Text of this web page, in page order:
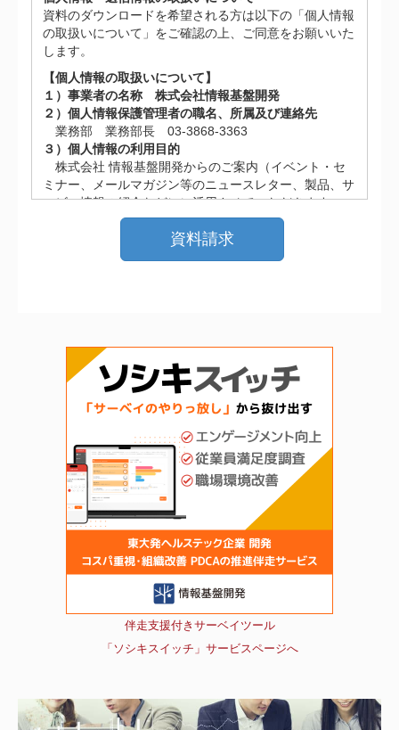
伴走支援付きサーベイツール
「ソシキスイッチ」サービスページへ